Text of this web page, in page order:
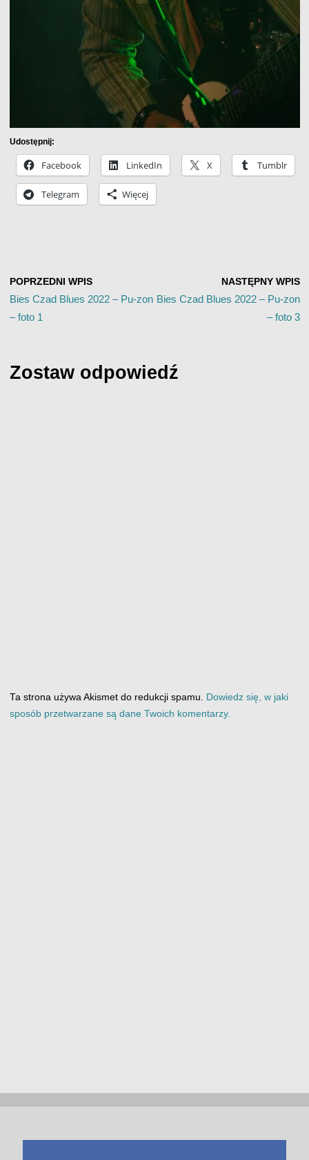
Udostępnij:
Facebook LinkedIn X Tumblr
Telegram Więcej
POPRZEDNI WPIS
Bies Czad Blues 2022 – Pu-zon
– foto 1
NASTĘPNY WPIS
Bies Czad Blues 2022 – Pu-zon
– foto 3
Zostaw odpowiedź
Ta strona używa Akismet do redukcji spamu. Dowiedz się, w jaki
sposób przetwarzane są dane Twoich komentarzy.